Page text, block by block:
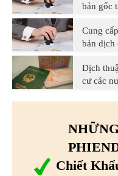
bản gốc
Cung
bản dịch
Dịch
cư các
Chiết